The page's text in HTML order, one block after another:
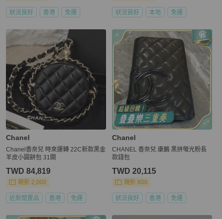
狀況良好 香港 免運 狀況良好 本地 免運
Chanel
Chanel香奈兒 時來運轉 22C新款黑金
羊皮小圓餅包 31開
TWD 84,819
現折 2,000
近新閒置品 香港 免運
Chanel
CHANEL 香奈兒 康鵬 黑拼螢光粉長
款錢包
TWD 20,115
現折 800
狀況良好 香港 免運